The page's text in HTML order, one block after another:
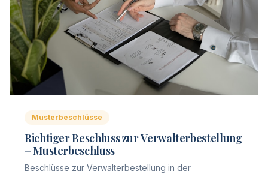
Musterbeschlüsse
Richtiger Beschluss zur Verwalterbestellung
– Musterbeschluss
Beschlüsse zur Verwalterbestellung in der